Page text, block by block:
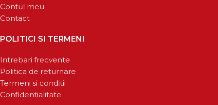
Contul meu
Contact
POLITICI SI TERMENI
Intrebari frecvente
Politica de returnare
Termeni si conditii
Confidentialitate